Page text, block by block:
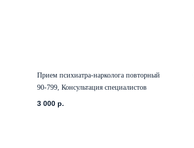
Прием психиатра-нарколога повторный
90-799, Консультация специалистов
3 000 р.